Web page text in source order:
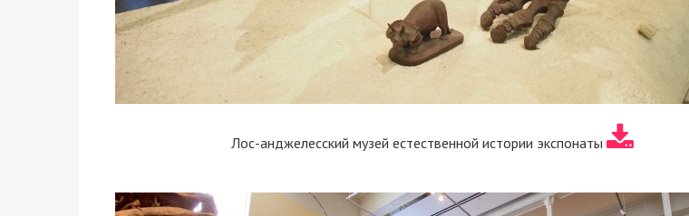
Лос-анджелесский музей естественной истории экспонаты